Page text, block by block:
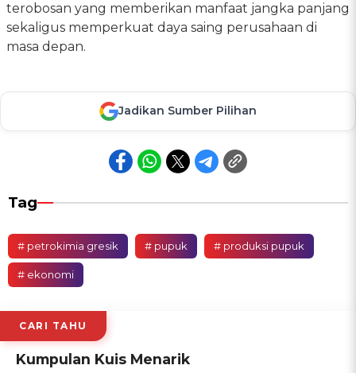
terobosan yang memberikan manfaat jangka panjang
sekaligus memperkuat daya saing perusahaan di
masa depan.
Jadikan Sumber Pilihan
Tag
# petrokimia gresik # pupuk # produksi pupuk
# ekonomi
CARI TAHU
Kumpulan Kuis Menarik